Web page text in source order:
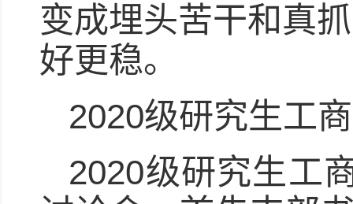
变成埋头苦干和真
好更稳。
2020级研究生工
2020级研究生工